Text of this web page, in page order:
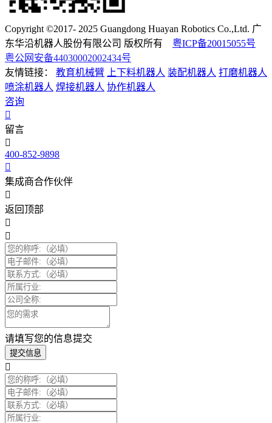
Copyright ©2017- 2025 Guangdong Huayan Robotics Co.,Ltd. 广
东华沿机器人股份有限公司 版权所有 粤ICP备20015055号
粤公网安备44030002002434号
友情链接：
教育机械臂 上下料机器人 装配机器人 打磨机器人
喷涂机器人 焊接机器人 协作机器人
咨询
留言
400-852-9898
集成商合作伙伴
返回顶部
请填写您的信息提交
提交信息